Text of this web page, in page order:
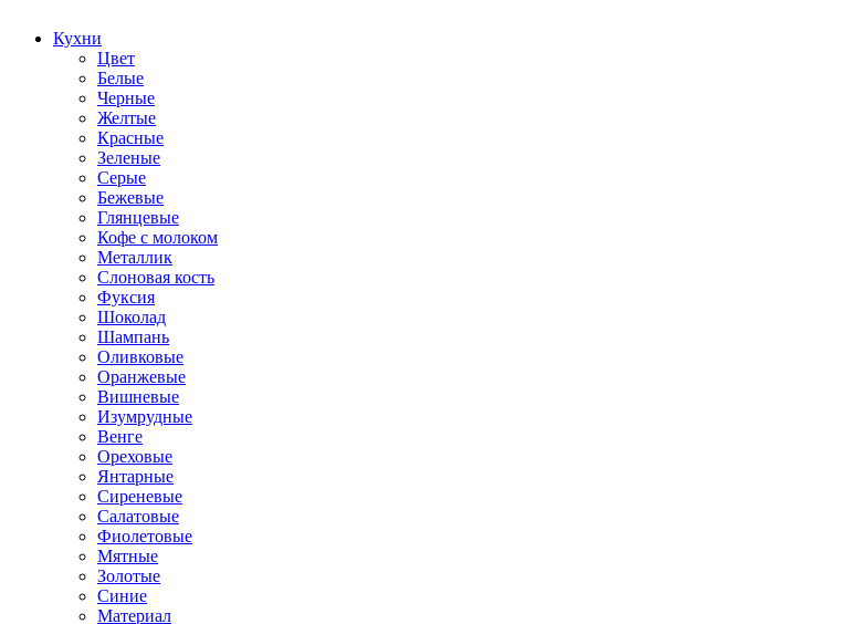
Кухни
Цвет
Белые
Черные
Желтые
Красные
Зеленые
Серые
Бежевые
Глянцевые
Кофе с молоком
Металлик
Слоновая кость
Фуксия
Шоколад
Шампань
Оливковые
Оранжевые
Вишневые
Изумрудные
Венге
Ореховые
Янтарные
Сиреневые
Салатовые
Фиолетовые
Мятные
Золотые
Синие
Материал